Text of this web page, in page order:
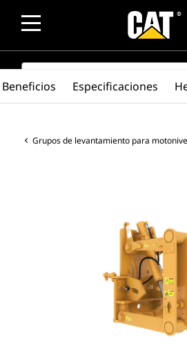
SEARCH
Grupos de levantamiento para
Beneficios Especificaciones